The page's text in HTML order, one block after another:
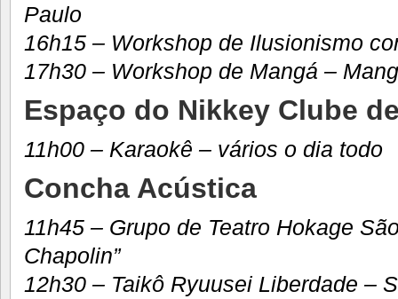
Paulo
16h15 – Workshop de Ilusionismo
17h30 – Workshop de Mangá –
Espaço do Nikkey Clube
11h00 – Karaokê – vários o dia todo
Concha Acústica
11h45 – Grupo de Teatro Hokage
Chapolin”
12h30 – Taikô Ryuusei Liberdade –